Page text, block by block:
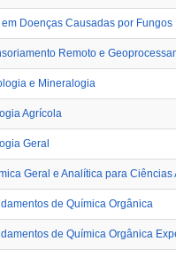
em Doenças Causadas por Fungos
Remoto e
e Mineralogia
Agrícola
Geral
Geral e Analítica para Ciências
de Química Orgânica
de Química Orgânica